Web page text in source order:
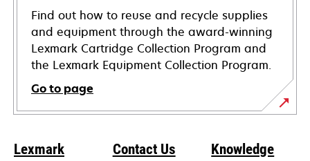
Find out how to reuse and recycle supplies
and equipment through the award-winning
Lexmark Cartridge Collection Program and
the Lexmark Equipment Collection Program.
Go to page
Lexmark Contact Us
Knowledge